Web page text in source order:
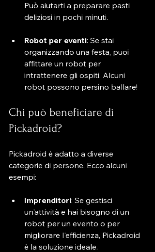
Può aiutarti a preparare pasti
deliziosi in pochi minuti.
Robot per eventi: Se stai
organizzando una festa, puoi
affittare un robot per
intrattenere gli ospiti. Alcuni
robot possono persino ballare!
Chi può beneficiare di
Pickadroid?
Pickadroid è adatto a diverse
categorie di persone. Ecco alcuni
esempi:
Imprenditori: Se gestisci
un'attività e hai bisogno di un
robot per un evento o per
migliorare l'efficienza, Pickadroid
è la soluzione ideale.